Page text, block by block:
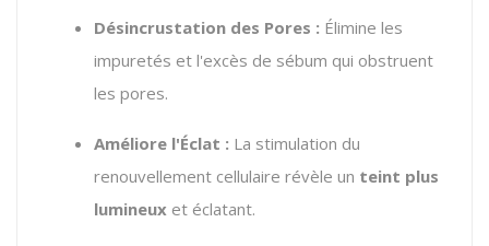
Désincrustation des Pores : Élimine les
impuretés et l'excès de sébum qui obstruent
les pores.
Améliore l'Éclat : La stimulation du
renouvellement cellulaire révèle un teint plus
lumineux et éclatant.